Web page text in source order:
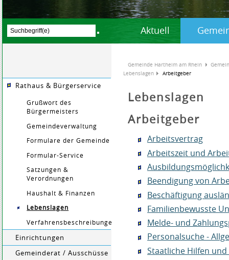
Aktuell
Rathaus & Bürgerservice
Grußwort des
Bürgermeisters
Gemeindeverwaltung
Formulare der Gemeinde
Formular-Service
Satzungen &
Verordnungen
Haushalt & Finanzen
Lebenslagen
Verfahrensbeschreibungen
Einrichtungen
Gemeinderat / Ausschüsse
Gemeinde Hartheim am Rhein
Lebenslagen
Arbeitgeber
Lebenslagen
Arbeitgeber
Arbeitsvertrag
Arbeitszeit und
Beendigung von
Beschäftigung
Familienbewusste
Melde- und
Personalsuche -
Staatliche Hilfen